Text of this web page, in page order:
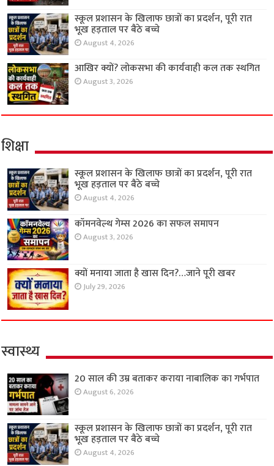
स्कूल प्रशासन के खिलाफ छात्रों का प्रदर्शन, पूरी रात
भूख हड़ताल पर बैठे बच्चे
August 4, 2026
आखिर क्यों? लोकसभा की कार्यवाही कल तक स्थगित
August 3, 2026
शिक्षा
स्कूल प्रशासन के खिलाफ छात्रों का प्रदर्शन, पूरी रात
भूख हड़ताल पर बैठे बच्चे
August 4, 2026
कॉमनवेल्थ गेम्स 2026 का सफल समापन
August 3, 2026
क्यों मनाया जाता है खास दिन?…जाने पूरी खबर
July 29, 2026
स्वास्थ्य
20 साल की उम्र बताकर कराया नाबालिक का गर्भपात
August 6, 2026
स्कूल प्रशासन के खिलाफ छात्रों का प्रदर्शन, पूरी रात
भूख हड़ताल पर बैठे बच्चे
August 4, 2026